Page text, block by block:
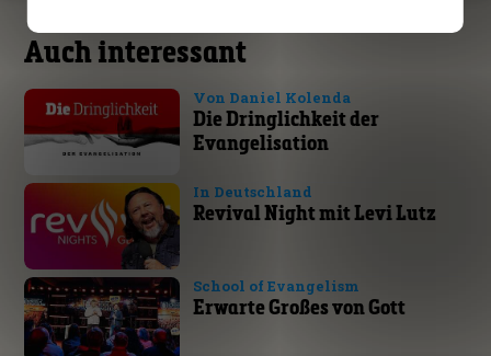
Auch interessant
Von Daniel Kolenda
Die Dringlichkeit der
Evangelisation
In Deutschland
Revival Night mit Levi Lutz
School of Evangelism
Erwarte Großes von Gott